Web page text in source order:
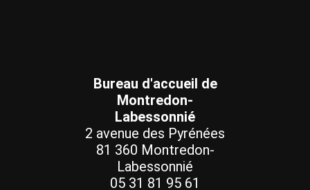
Bureau d'accueil de
Montredon-
Labessonnié
2 avenue des Pyrénées
81 360 Montredon-
Labessonnié
05 31 81 95 61